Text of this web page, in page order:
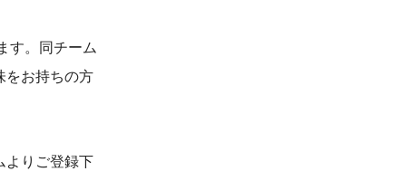
す。同チーム
をお持ちの方
よりご登録下